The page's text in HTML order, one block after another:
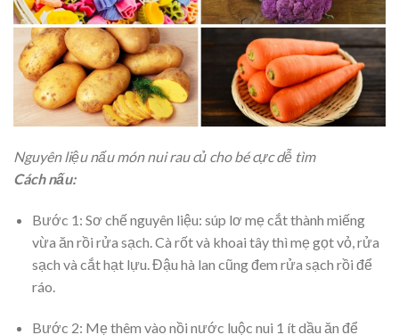
Nguyên liệu nấu món nui rau củ cho bé cực dễ tìm
Cách nấu:
Bước 1: Sơ chế nguyên liệu: súp lơ mẹ cắt thành miếng
vừa ăn rồi rửa sạch. Cà rốt và khoai tây thì mẹ gọt vỏ, rửa
sạch và cắt hạt lựu. Đậu hà lan cũng đem rửa sạch rồi để
ráo.
Bước 2: Mẹ thêm vào nồi nước luộc nui 1 ít dầu ăn để